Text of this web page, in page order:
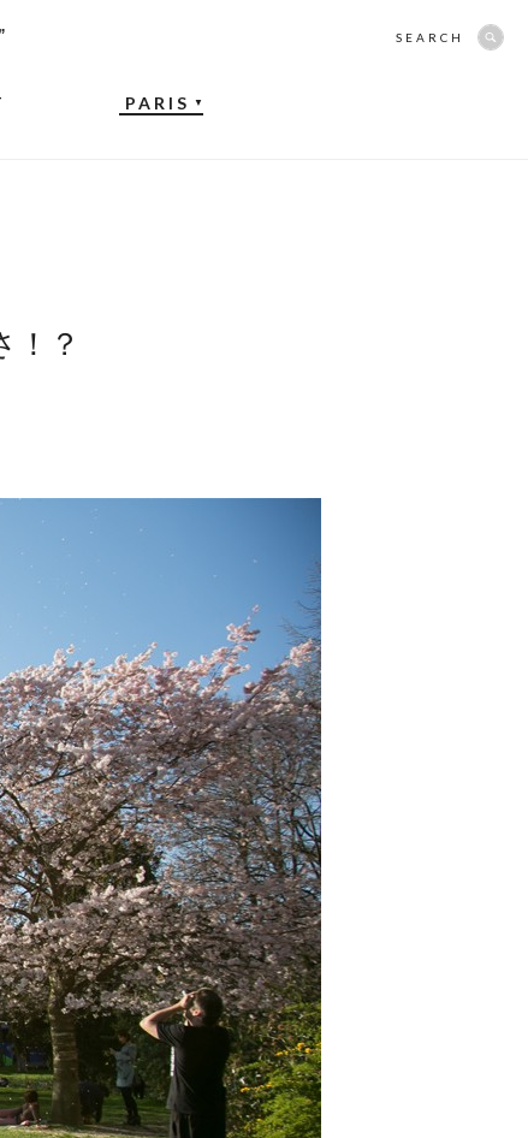
PARIS ▼
SEARCH
！？